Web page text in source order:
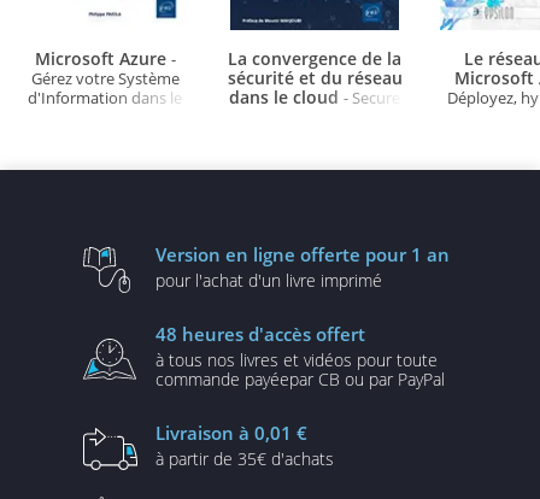
Microsoft Azure -
Gérez votre Système
d'Information dans le
La convergence de la
sécurité et du réseau
dans le cloud - Secure
Le
Microsoft
Déployez,
Version en ligne offerte pour 1 an
pour l'achat d'un livre imprimé
48 heures d'accès offert
à tous nos livres et vidéos pour toute
commande payéepar CB ou par PayPal
Livraison à 0,01 €
à partir de 35€ d'achats